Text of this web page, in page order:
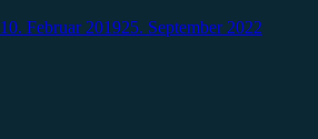
10. Februar 201925. September 2022